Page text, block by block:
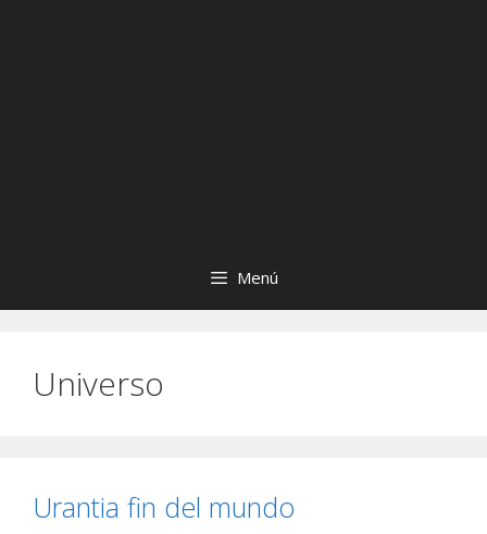
Menú
Universo
Urantia fin del mundo